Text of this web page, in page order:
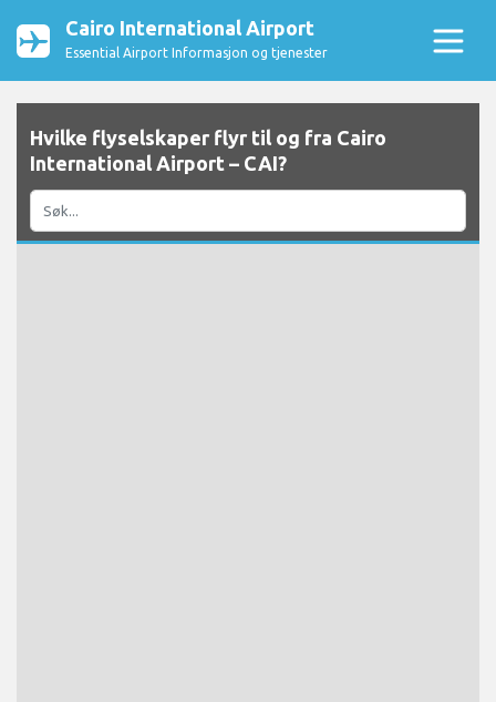
Cairo International Airport
Essential Airport Informasjon og tjenester
Hvilke flyselskaper flyr til og fra Cairo
International Airport – CAI?